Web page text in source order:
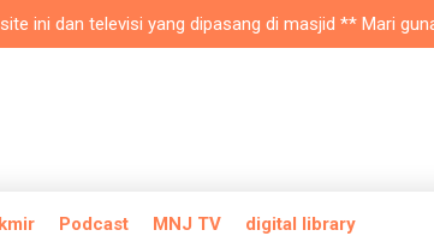
televisi yang dipasang di masjid ** Mari
Podcast MNJ TV digital library